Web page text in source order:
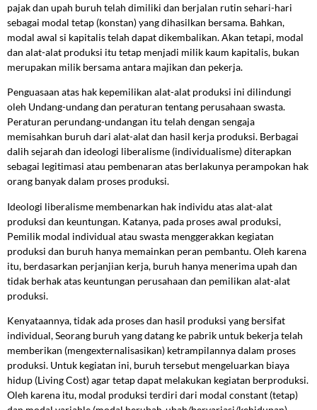
pajak dan upah buruh telah dimiliki dan berjalan rutin sehari-hari
sebagai modal tetap (konstan) yang dihasilkan bersama. Bahkan,
modal awal si kapitalis telah dapat dikembalikan. Akan tetapi, modal
dan alat-alat produksi itu tetap menjadi milik kaum kapitalis, bukan
merupakan milik bersama antara majikan dan pekerja.
Penguasaan atas hak kepemilikan alat-alat produksi ini dilindungi
oleh Undang-undang dan peraturan tentang perusahaan swasta.
Peraturan perundang-undangan itu telah dengan sengaja
memisahkan buruh dari alat-alat dan hasil kerja produksi. Berbagai
dalih sejarah dan ideologi liberalisme (individualisme) diterapkan
sebagai legitimasi atau pembenaran atas berlakunya perampokan hak
orang banyak dalam proses produksi.
Ideologi liberalisme membenarkan hak individu atas alat-alat
produksi dan keuntungan. Katanya, pada proses awal produksi,
Pemilik modal individual atau swasta menggerakkan kegiatan
produksi dan buruh hanya memainkan peran pembantu. Oleh karena
itu, berdasarkan perjanjian kerja, buruh hanya menerima upah dan
tidak berhak atas keuntungan perusahaan dan pemilikan alat-alat
produksi.
Kenyataannya, tidak ada proses dan hasil produksi yang bersifat
individual, Seorang buruh yang datang ke pabrik untuk bekerja telah
memberikan (mengexternalisasikan) ketrampilannya dalam proses
produksi. Untuk kegiatan ini, buruh tersebut mengeluarkan biaya
hidup (Living Cost) agar tetap dapat melakukan kegiatan berproduksi.
Oleh karena itu, modal produksi terdiri dari modal constant (tetap)